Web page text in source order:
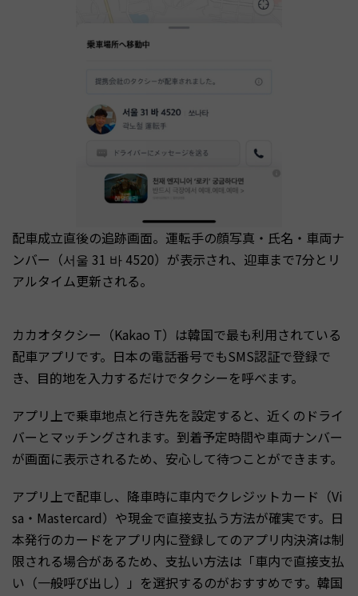
配車成立直後の追跡画面。運転手の顔写真・氏名・車両ナ
ンバー（서울 31 바 4520）が表示され、迎車まで7分とリ
アルタイム更新される。
カカオタクシー（Kakao T）は韓国で最も利用されている
配車アプリです。日本の電話番号でもSMS認証で登録で
き、目的地を入力するだけでタクシーを呼べます。
アプリ上で乗車地点と行き先を設定すると、近くのドライ
バーとマッチングされます。到着予定時間や車両ナンバー
が画面に表示されるため、安心して待つことができます。
アプリ上で配車し、降車時に車内でクレジットカード（Vi
sa・Mastercard）や現金で直接支払う方法が確実です。日
本発行のカードをアプリ内に登録してのアプリ内決済は制
限される場合があるため、支払い方法は「車内で直接支払
い（一般呼び出し）」を選択するのがおすすめです。韓国